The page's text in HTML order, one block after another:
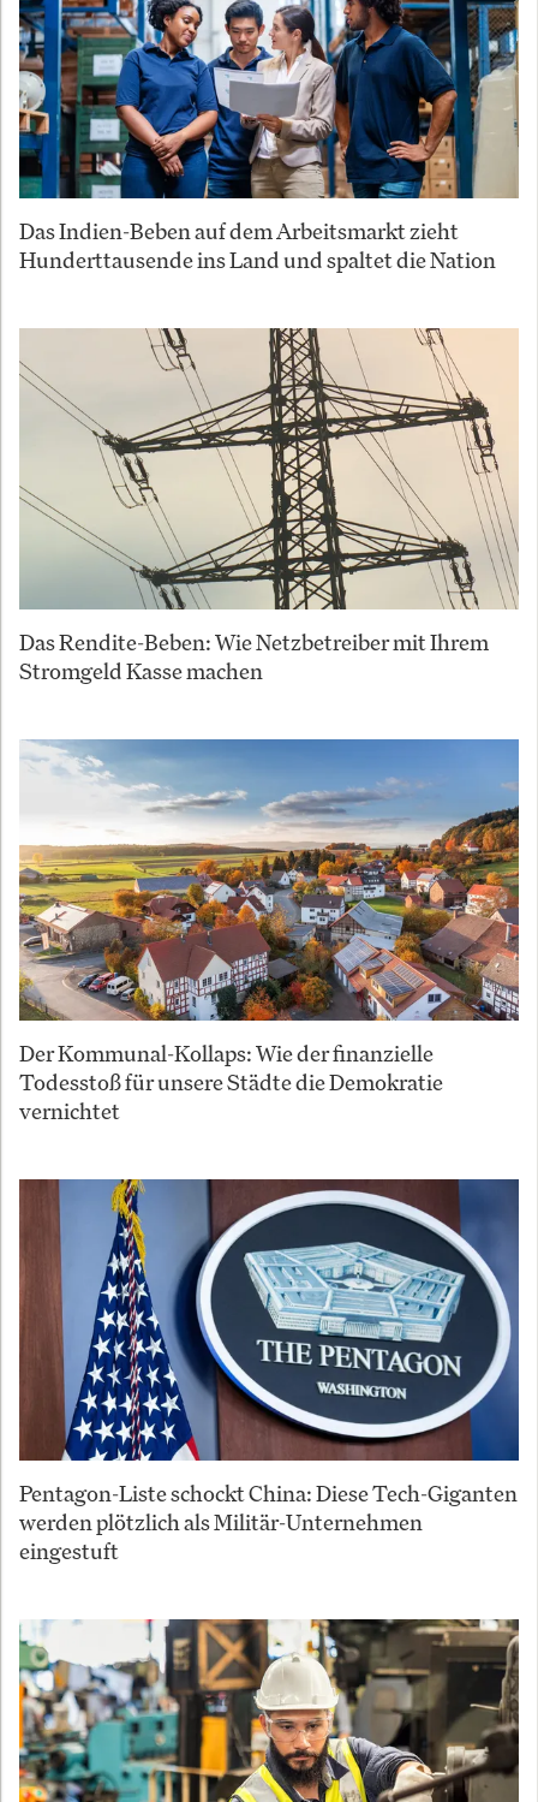
Das Indien-Beben auf dem Arbeitsmarkt zieht
Hunderttausende ins Land und spaltet die Nation
Das Rendite-Beben: Wie Netzbetreiber mit Ihrem
Stromgeld Kasse machen
Der Kommunal-Kollaps: Wie der finanzielle
Todesstoß für unsere Städte die Demokratie
vernichtet
Pentagon-Liste schockt China: Diese Tech-Giganten
werden plötzlich als Militär-Unternehmen
eingestuft